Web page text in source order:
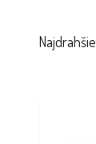
Najdrahšie